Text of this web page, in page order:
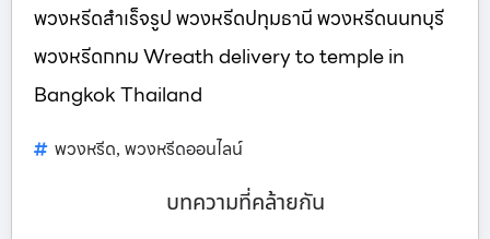
พวงหรีดสำเร็จรูป พวงหรีดปทุมธานี พวงหรีดนนทบุรี
พวงหรีดกทม Wreath delivery to temple in
Bangkok Thailand
พวงหรีด, พวงหรีดออนไลน์
บทความที่คล้ายกัน